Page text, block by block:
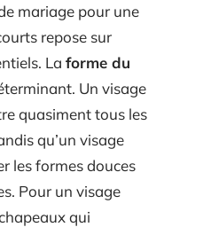
mariage pour une
repose sur
La forme du
Un visage
quasiment tous les
qu’un visage
les formes douces
Pour un visage
qui